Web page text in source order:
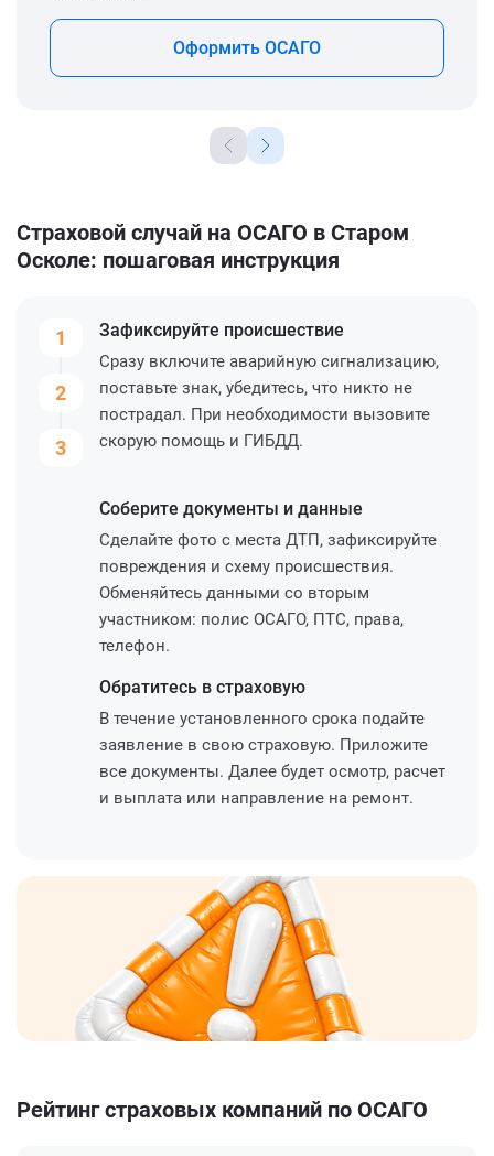
Оформить ОСАГО
Страховой случай на ОСАГО в Старом
Осколе: пошаговая инструкция
1
2
3
Зафиксируйте происшествие
Сразу включите аварийную сигнализацию,
поставьте знак, убедитесь, что никто не
пострадал. При необходимости вызовите
скорую помощь и ГИБДД.
Соберите документы и данные
Сделайте фото с места ДТП, зафиксируйте
повреждения и схему происшествия.
Обменяйтесь данными со вторым
участником: полис ОСАГО, ПТС, права,
телефон.
Обратитесь в страховую
В течение установленного срока подайте
заявление в свою страховую. Приложите
все документы. Далее будет осмотр, расчет
и выплата или направление на ремонт.
Рейтинг страховых компаний по ОСАГО